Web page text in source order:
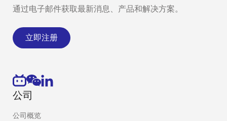
通过电子邮件获取最新消息、产品和解决方案。
立即注册
公司
公司概览